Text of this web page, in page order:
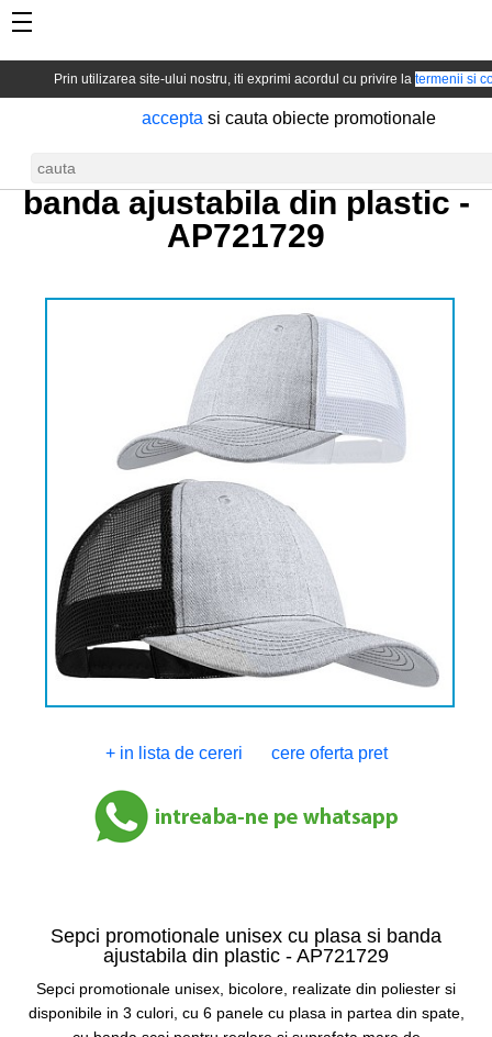
Sapca unisex cu plasa si
banda ajustabila din plastic -
AP721729
+ in lista de cereri cere oferta pret
Sepci promotionale unisex cu plasa si banda
ajustabila din plastic - AP721729
Sepci promotionale unisex, bicolore, realizate din poliester si
disponibile in 3 culori, cu 6 panele cu plasa in partea din spate,
Prin utilizarea site-ului nostru, iti exprimi acordul cu privire la termenii si
accepta si cauta obiecte promotionale